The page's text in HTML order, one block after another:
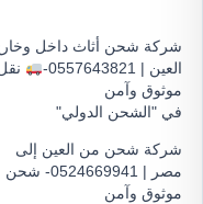
شركة شحن أثاث داخل
العين | 0557643821-
موثوق وآمن
في "الشحن الدولي"
شركة شحن من العين إلى
مصر | 0524669941- شحن
موثوق وآمن